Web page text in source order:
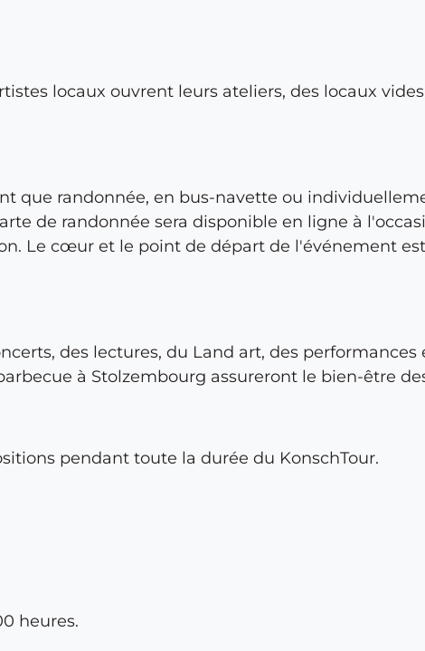
locaux ouvrent leurs ateliers, des locaux
que randonnée, en bus-navette ou
de randonnée sera disponible en ligne à
Le cœur et le point de départ de l'événement
des lectures, du Land art, des
à Stolzembourg assureront le bien-être
pendant toute la durée du KonschTour.
heures.